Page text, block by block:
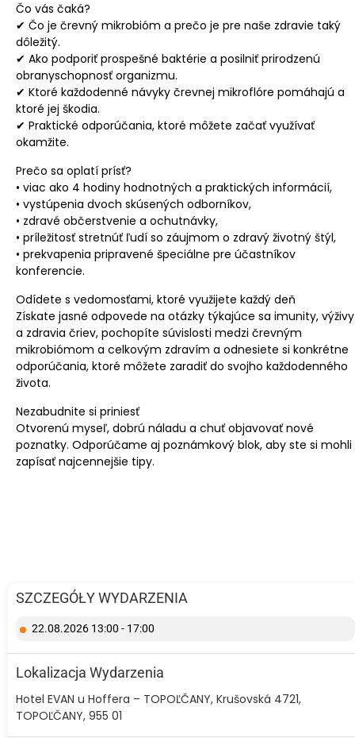
Čo vás čaká?
✔ Čo je črevný mikrobióm a prečo je pre naše zdravie taký
dôležitý.
✔ Ako podporiť prospešné baktérie a posilniť prirodzenú
obranyschopnosť organizmu.
✔ Ktoré každodenné návyky črevnej mikroflóre pomáhajú a
ktoré jej škodia.
✔ Praktické odporúčania, ktoré môžete začať využívať
okamžite.
Prečo sa oplatí prísť?
• viac ako 4 hodiny hodnotných a praktických informácií,
• vystúpenia dvoch skúsených odborníkov,
• zdravé občerstvenie a ochutnávky,
• príležitosť stretnúť ľudí so záujmom o zdravý životný štýl,
• prekvapenia pripravené špeciálne pre účastníkov
konferencie.
Odídete s vedomosťami, ktoré využijete každý deň
Získate jasné odpovede na otázky týkajúce sa imunity, výživy
a zdravia čriev, pochopíte súvislosti medzi črevným
mikrobiómom a celkovým zdravím a odnesiete si konkrétne
odporúčania, ktoré môžete zaradiť do svojho každodenného
života.
Nezabudnite si priniesť
Otvorenú myseľ, dobrú náladu a chuť objavovať nové
poznatky. Odporúčame aj poznámkový blok, aby ste si mohli
zapísať najcennejšie tipy.
SZCZEGÓŁY WYDARZENIA
22.08.2026 13:00 - 17:00
Lokalizacja Wydarzenia
Hotel EVAN u Hoffera – TOPOĽČANY, Krušovská 4721,
TOPOĽČANY, 955 01